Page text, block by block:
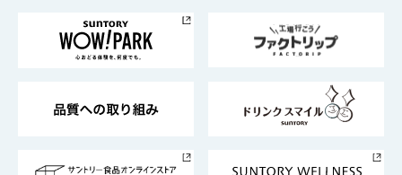
地域情報
サントリーサンバーズ大阪
サントリーが考えるサステナビリティ経営
企業概要